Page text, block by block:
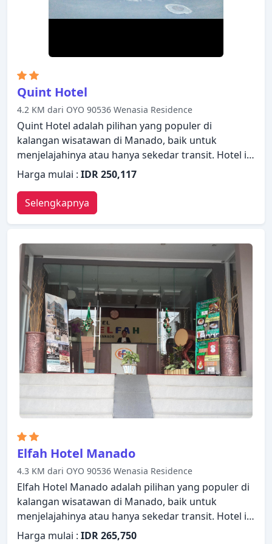
Quint Hotel
4.2 KM dari OYO 90536 Wenasia Residence
Quint Hotel adalah pilihan yang populer di
kalangan wisatawan di Manado, baik untuk
menjelajahinya atau hanya sekedar transit. Hotel ini
menawarkan berbagai fasilitas untuk memastikan
Anda mendapatkan pengalaman yang luar biasa.
Layanan kamar 24 jam, satpam 24 jam, toko
serbaguna, check-in/check-out pribadi, layanan
taksi ada dalam daftar hal-hal yang para tamu
dapat nikmati. Setiap kamar didesain dengan
elegan dan dilengkapi dengan fasilitas yang
berguna. Akses ke sauna, spa, pijat, taman di hotel
akan meningkatkan kepuasan menginap Anda.
Quint Hotel adalah pilihan yang sangat baik untuk
menjelajahi Manado atau untuk sekadar bersantai
dan menyegarkan diri.
Harga mulai : IDR 250,117
Selengkapnya
Elfah Hotel Manado
4.3 KM dari OYO 90536 Wenasia Residence
Elfah Hotel Manado adalah pilihan yang populer di
kalangan wisatawan di Manado, baik untuk
menjelajahinya atau hanya sekedar transit. Hotel ini
menawarkan standar pelayanan dan fasilitas yang
Harga mulai : IDR 265,750